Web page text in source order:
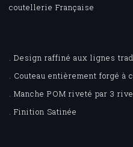
coutellerie Française
. Design raffiné aux lignes
. Couteau entièrement forgé à
. Manche POM riveté par 3
. Finition Satinée